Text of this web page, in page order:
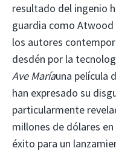
resultado del ingenio
guardia como Atwood
los autores
desdén por la
Ave Maríauna película
han expresado su
particularmente
millones de dólares
éxito para un